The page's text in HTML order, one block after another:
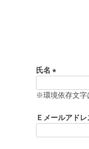
氏名
必
)
※環境依存文字
Ｅメールアドレ